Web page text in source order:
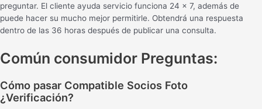
preguntar. El cliente ayuda servicio funciona 24 × 7, además de
puede hacer su mucho mejor permitirle. Obtendrá una respuesta
dentro de las 36 horas después de publicar una consulta.
Común consumidor Preguntas:
Cómo pasar Compatible Socios Foto
¿Verificación?